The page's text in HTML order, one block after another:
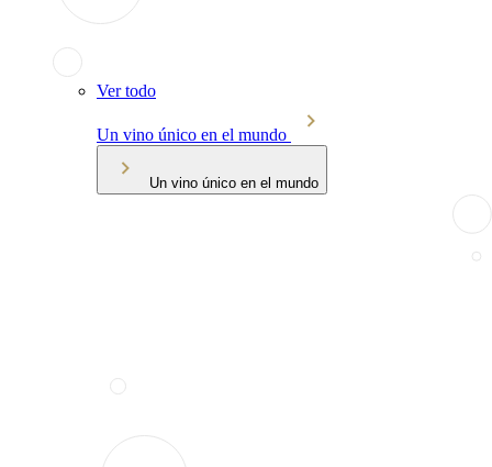
Ver todo
Un vino único en el mundo
Un vino único en el mundo